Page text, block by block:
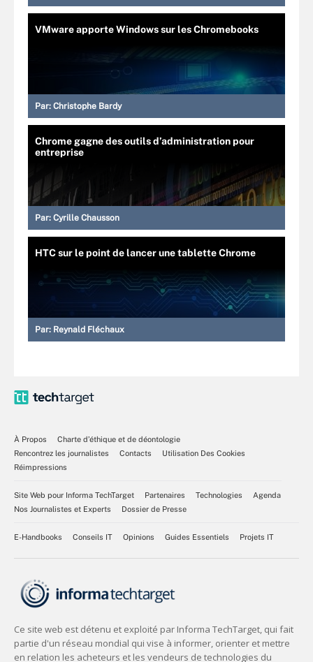
VMware apporte Windows sur les Chromebooks
Par: Christophe Bardy
Chrome gagne des outils d’administration pour
entreprise
Par: Cyrille Chausson
HTC sur le point de lancer une tablette Chrome
Par: Reynald Fléchaux
À Propos
Charte d’éthique et de déontologie
Rencontrez les journalistes
Contacts
Utilisation Des Cookies
Réimpressions
Site Web pour Informa TechTarget Partenaires Technologies
Agenda
Nos Journalistes et Experts
Dossier de Presse
E-Handbooks Conseils IT Opinions Guides Essentiels Projets IT